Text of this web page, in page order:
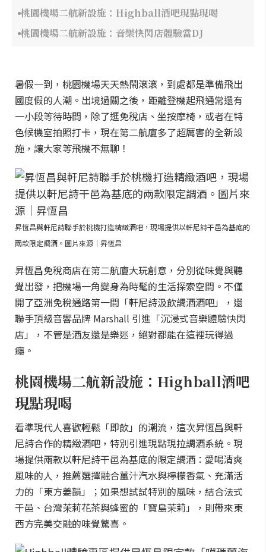
桃園機場二航新設施：Highball酒吧現點現喝
桃園機場二航新設施：音樂快閃店體驗當DJ
暑假一到，桃園機場天天熱鬧滾滾，到處都是準備飛出
國度假的人潮。出境過關之後，距離登機起飛通常還有
一小段等待時間，除了逛免稅店、坐按摩椅，或者在特
色候機室拍照打卡，現在第二航廈多了超厲害的全新設
施，讓大家等飛機不無聊！
昇恆昌與軒尼詩聯手於桃機打造精緻酒吧，現場提供以軒尼詩干邑為基底的
兩款限定調酒。圖片來源｜昇恆昌
昇恆昌免稅商店在第二航廈大玩創意，分別從味覺與聽
覺出發，把機場一角變身為時髦的生活探索空間。不僅
開了亞洲免稅通路第一間「軒尼詩汲飲調酒酒吧」，還
聯手頂級音響品牌 Marshall 引進「沉浸式音樂體驗快閃
店」，不管是酒友還是樂迷，絕對都能在這裡玩得過
癮。
桃園機場二航新設施：Highball酒吧
現點現喝
看準現代人喜歡輕鬆「即飲」的潮流，這次昇恆昌與軒
尼詩合作的精緻酒吧，特別引進現點現拉調酒系統。現
場提供兩款以軒尼詩干邑為基底的限定調酒：愛喝清爽
風味的人，推薦選擇融合薑汁汽水與檸檬香氣、充滿活
力的「東方姜韻」；如果想試試特別的風味，結合法式
干邑、台灣茉莉花茶與蜂蜜的「寶島茉莉」，則帶來東
西方完美交融的味覺驚喜。